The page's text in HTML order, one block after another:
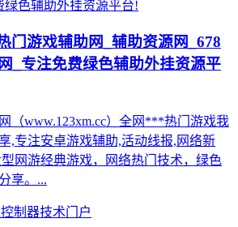
门游戏辅助网_辅助资源网_678
_专注免费绿色辅助外挂资源平
（www.123xm.cc）全网***热门游戏我
,专注安卓游戏辅助,活动线报,网络新
网游经典游戏，网络热门技术，绿色
享。...